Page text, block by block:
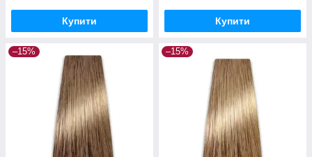
Купити Купити
–15% –15%